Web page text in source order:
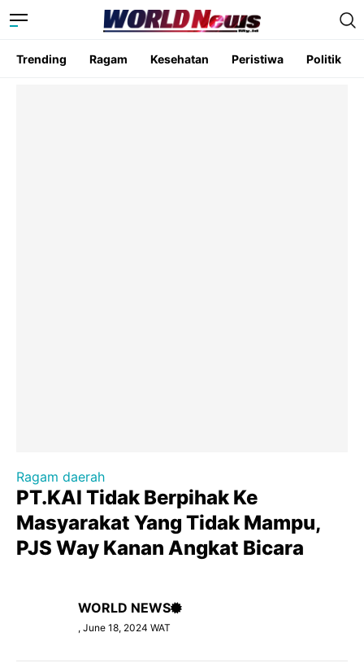
Trending Ragam Kesehatan Peristiwa Politik
Ragam daerah
PT.KAI Tidak Berpihak Ke
Masyarakat Yang Tidak Mampu,
PJS Way Kanan Angkat Bicara
WORLD NEWS
, June 18, 2024 WAT